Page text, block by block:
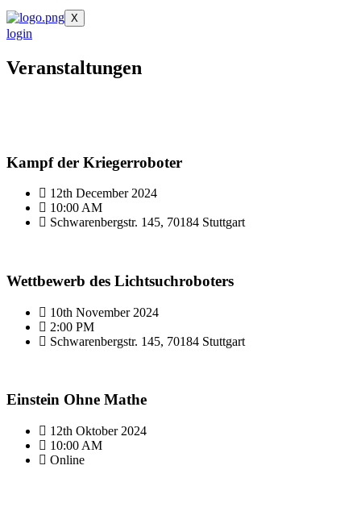
X
login
Veranstaltungen
Kampf der Kriegerroboter
12th December 2024
10:00 AM
Schwarenbergstr. 145, 70184 Stuttgart
Wettbewerb des Lichtsuchroboters
10th November 2024
2:00 PM
Schwarenbergstr. 145, 70184 Stuttgart
Einstein Ohne Mathe
12th Oktober 2024
10:00 AM
Online